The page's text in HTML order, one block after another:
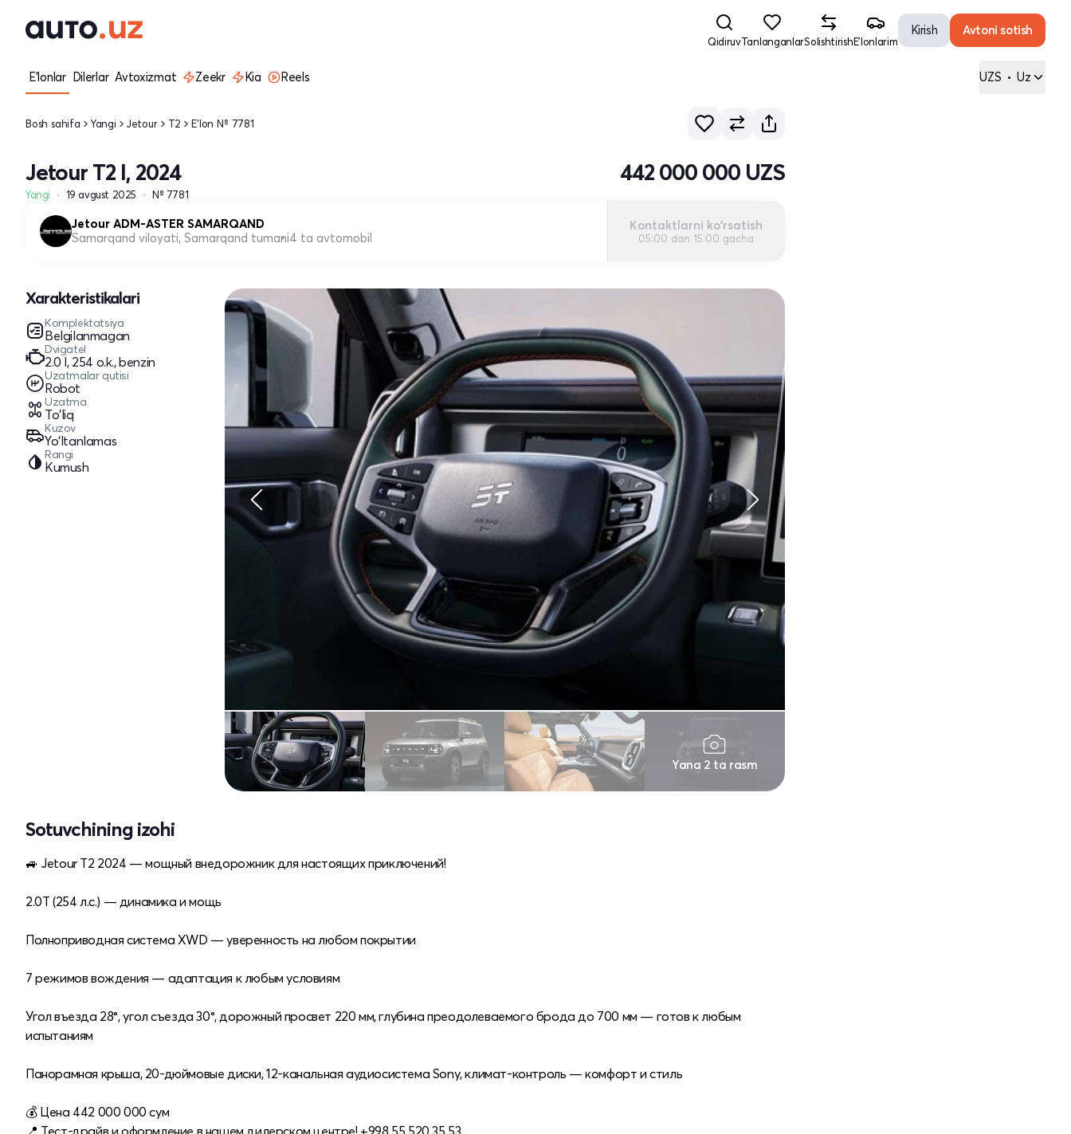
QidiruvTanlanganlarSolishtirishE'lonlarim
Kirish Avtoni sotish
E'lonlar Dilerlar Avtoxizmat Zeekr Kia Reels UZS • Uz
Bosh sahifa Yangi Jetour T2 E'lon № 7781
Jetour T2 I, 2024
Yangi 19 avgust 2025 № 7781
442 000 000 UZS
Jetour ADM-ASTER SAMARQAND
Samarqand viloyati, Samarqand tumani4 ta avtomobil
Kontaktlarni ko'rsatish
05:00 dan 15:00 gacha
Xarakteristikalari
Komplektatsiya
Belgilanmagan
Dvigatel
2.0 l, 254 o.k., benzin
Uzatmalar qutisi
Robot
Uzatma
To'liq
Kuzov
Yo‘ltanlamas
Rangi
Kumush
Yana 2 ta rasm
Sotuvchining izohi
🚙 Jetour T2 2024 — мощный внедорожник для настоящих приключений!
2.0T (254 л.с.) — динамика и мощь
Полноприводная система XWD — уверенность на любом покрытии
7 режимов вождения — адаптация к любым условиям
Угол въезда 28°, угол съезда 30°, дорожный просвет 220 мм, глубина преодолеваемого брода до 700 мм — готов к любым
испытаниям
Панорамная крыша, 20-дюймовые диски, 12-канальная аудиосистема Sony, климат-контроль — комфорт и стиль
💰 Цена 442 000 000 сум